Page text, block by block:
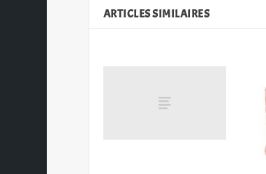
ARTICLES SIMILAIRES